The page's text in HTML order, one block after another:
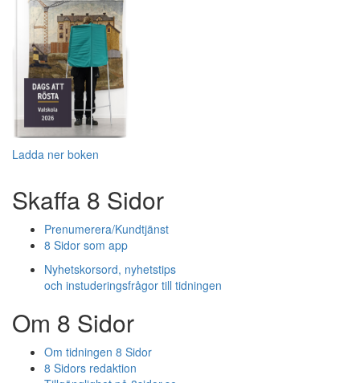
Ladda ner boken
Skaffa 8 Sidor
Prenumerera/Kundtjänst
8 Sidor som app
Nyhetskorsord, nyhetstips
och instuderingsfrågor till tidningen
Om 8 Sidor
Om tidningen 8 Sidor
8 Sidors redaktion